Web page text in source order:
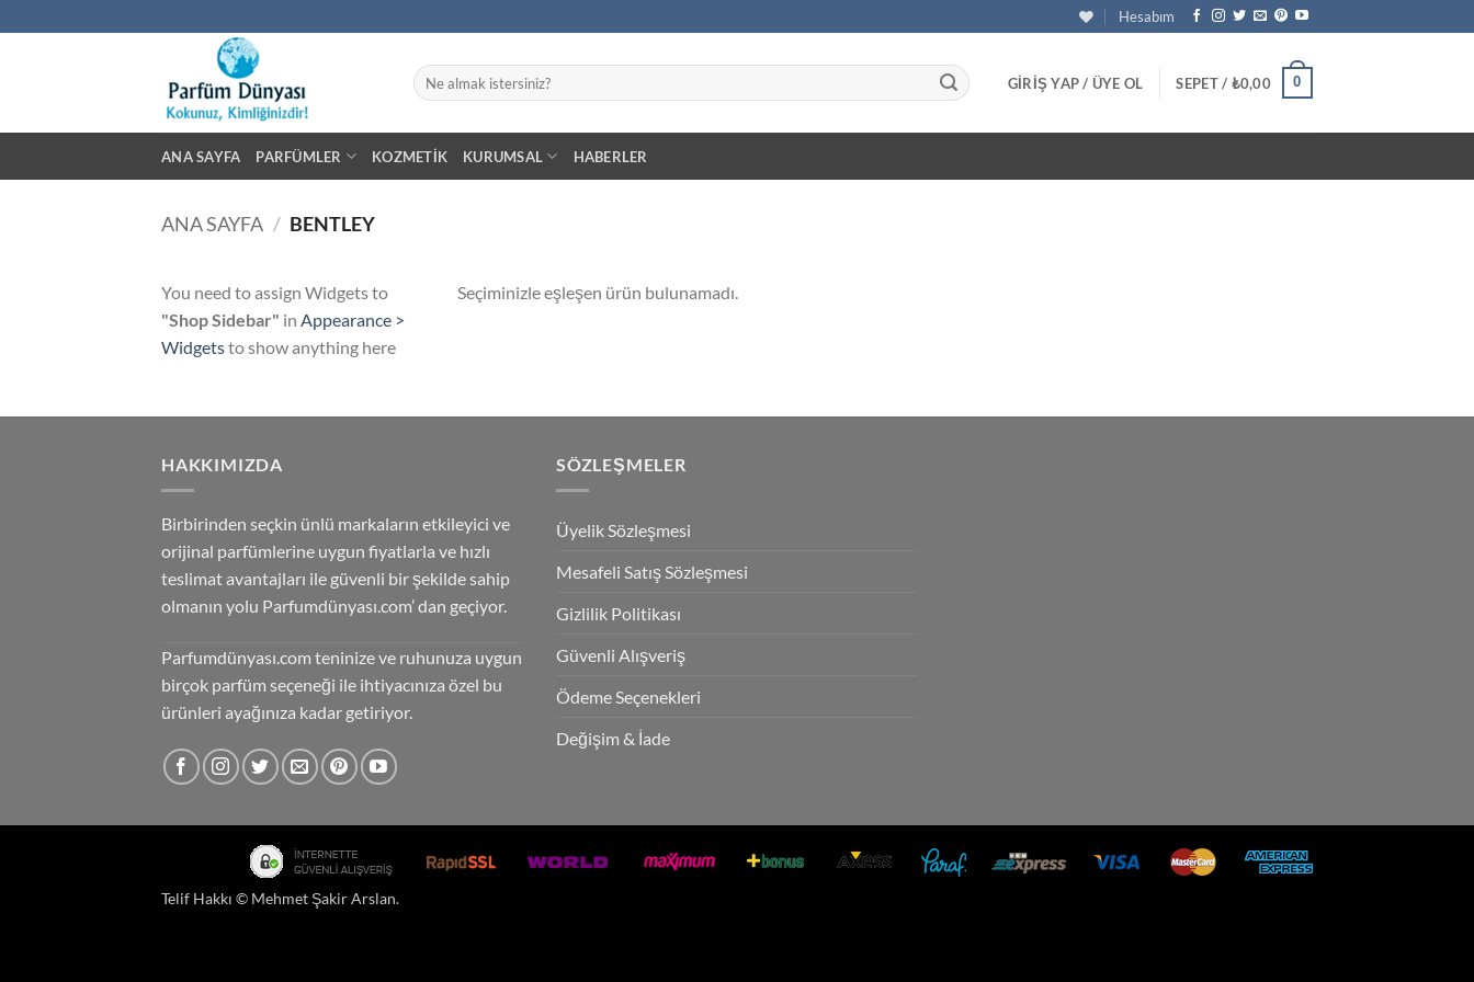
atla
Hesabım
Ara:
GIRIŞ YAP / ÜYE OL SEPET / ₺0,00 0
ANA SAYFA PARFÜMLER KOZMETIK KURUMSAL HABERLER
ANA SAYFA / BENTLEY
You need to assign Widgets to
"Shop Sidebar" in Appearance >
Widgetsto show anything here
Seçiminizle eşleşen ürün bulunamadı.
HAKKIMIZDA
Birbirinden seçkin ünlü markaların etkileyici ve
orijinal parfümlerine uygun fiyatlarla ve hızlı
teslimat avantajları ile güvenli bir şekilde sahip
olmanın yolu Parfumdünyası.com’ dan geçiyor.
Parfumdünyası.com teninize ve ruhunuza uygun
birçok parfüm seçeneği ile ihtiyacınıza özel bu
ürünleri ayağınıza kadar getiriyor.
SÖZLEŞMELER
Üyelik Sözleşmesi
Mesafeli Satış Sözleşmesi
Gizlilik Politikası
Güvenli Alışveriş
Ödeme Seçenekleri
Değişim & İade
Telif Hakkı © Mehmet Şakir Arslan.